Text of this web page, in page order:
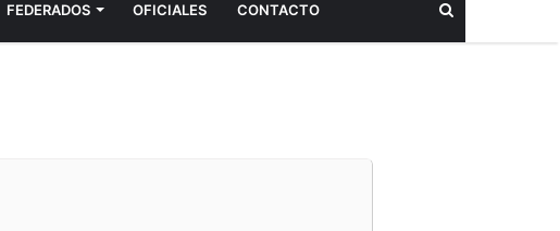
FEDERADOS OFICIALES CONTACTO